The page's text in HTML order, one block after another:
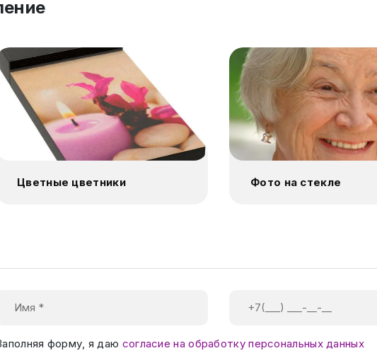
Цветные цветники Фото на стекле
форму, я даю согласие на обработку персональных данных